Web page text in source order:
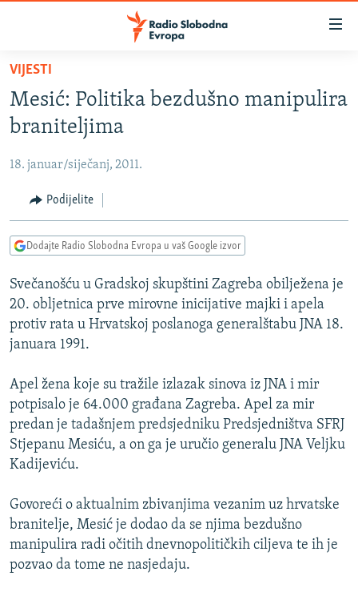
Pređite
glavni
sadržaj
na
navigaciju
Pređite
na
BOSNA I HERCEGOVINA
KOSOVO
CRNA GORA
VIDEO
FOTOGALERIJE
INFOGRAFIKE
PODCASTI
RAT U UKRAJINI
KINA NA BALKANU
RSE PRIČE IZ SVIJETA
ISPRIČAJ MI
DNEVNO@RSE
SPECIJALI RSE
VIŠE OD NASLOVA
POPLAVE I KLIZIŠTA U BIH 2024.
TV LIBERTY
PRATITE NAS
Sve RFE/RL stranice
VIJESTI
Mesić: Politika bezdušno manipulira
braniteljima
18. januar/siječanj, 2011.
Podijelite
Dodajte Radio Slobodna Evropa u vaš Google izvor
Svečanošću u Gradskoj skupštini Zagreba obilježena je
20. obljetnica prve mirovne inicijative majki i apela
protiv rata u Hrvatskoj poslanoga generalštabu JNA 18.
januara 1991.
Apel žena koje su tražile izlazak sinova iz JNA i mir
potpisalo je 64.000 građana Zagreba. Apel za mir
predan je tadašnjem predsjedniku Predsjedništva SFRJ
Stjepanu Mesiću, a on ga je uručio generalu JNA Veljku
Kadijeviću.
Govoreći o aktualnim zbivanjima vezanim uz hrvatske
branitelje, Mesić je dodao da se njima bezdušno
manipulira radi očitih dnevnopolitičkih ciljeva te ih je
pozvao da tome ne nasjedaju.